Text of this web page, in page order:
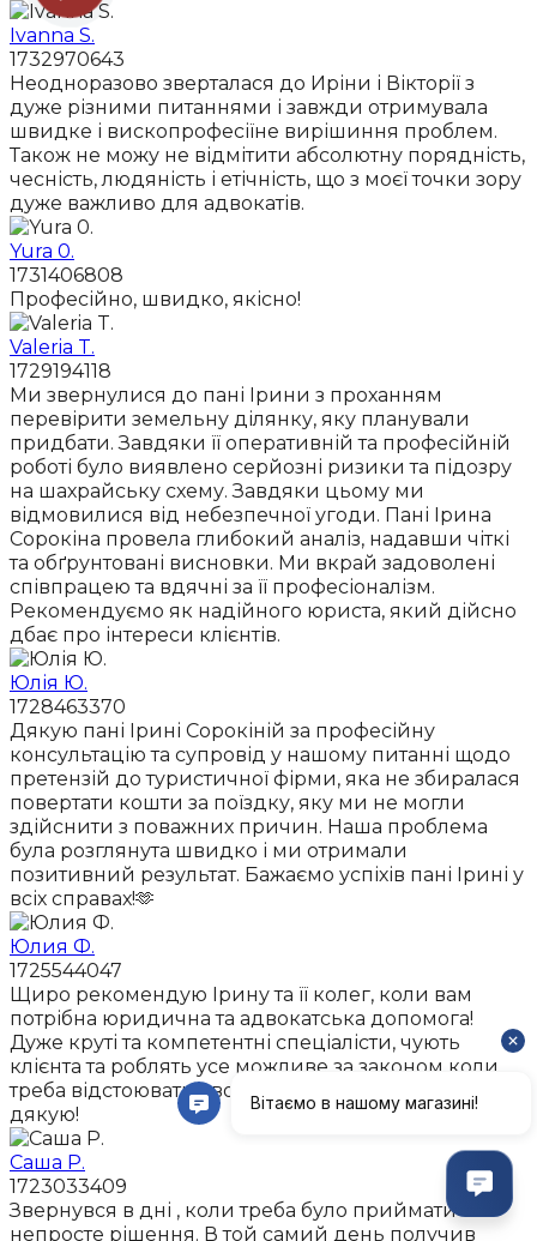
Ivanna S.
1732970643
Неодноразово зверталася до Иріни і Вікторії з
дуже різними питаннями і завжди отримувала
швидке і вископрофесіїне вирішиння проблем.
Також не можу не відмітити абсолютну порядність,
чесність, людяність і етічність, що з моєї точки зору
дуже важливо для адвокатів.
Yura 0.
1731406808
Професійно, швидко, якісно!
Valeria T.
1729194118
Ми звернулися до пані Ірини з проханням
перевірити земельну ділянку, яку планували
придбати. Завдяки її оперативній та професійній
роботі було виявлено серйозні ризики та підозру
на шахрайську схему. Завдяки цьому ми
відмовилися від небезпечної угоди. Пані Ірина
Сорокіна провела глибокий аналіз, надавши чіткі
та обґрунтовані висновки. Ми вкрай задоволені
співпрацею та вдячні за її професіоналізм.
Рекомендуємо як надійного юриста, який дійсно
дбає про інтереси клієнтів.
Юлія Ю.
1728463370
Дякую пані Ірині Сорокіній за професійну
консультацію та супровід у нашому питанні щодо
претензій до туристичної фірми, яка не збиралася
повертати кошти за поїздку, яку ми не могли
здійснити з поважних причин. Наша проблема
була розглянута швидко і ми отримали
позитивний результат. Бажаємо успіхів пані Ірині у
всіх справах!🫶
Юлия Ф.
1725544047
Щиро рекомендую Ірину та її колег, коли вам
потрібна юридична та адвокатська допомога!
Дуже круті та компетентні спеціалісти, чують
клієнта та роблять усе можливе за законом коли
треба відстоювати свою позицію та право.Дуже
дякую!
Саша Р.
1723033409
Звернувся в дні , коли треба було приймати
непросте рішення. В той самий день получив